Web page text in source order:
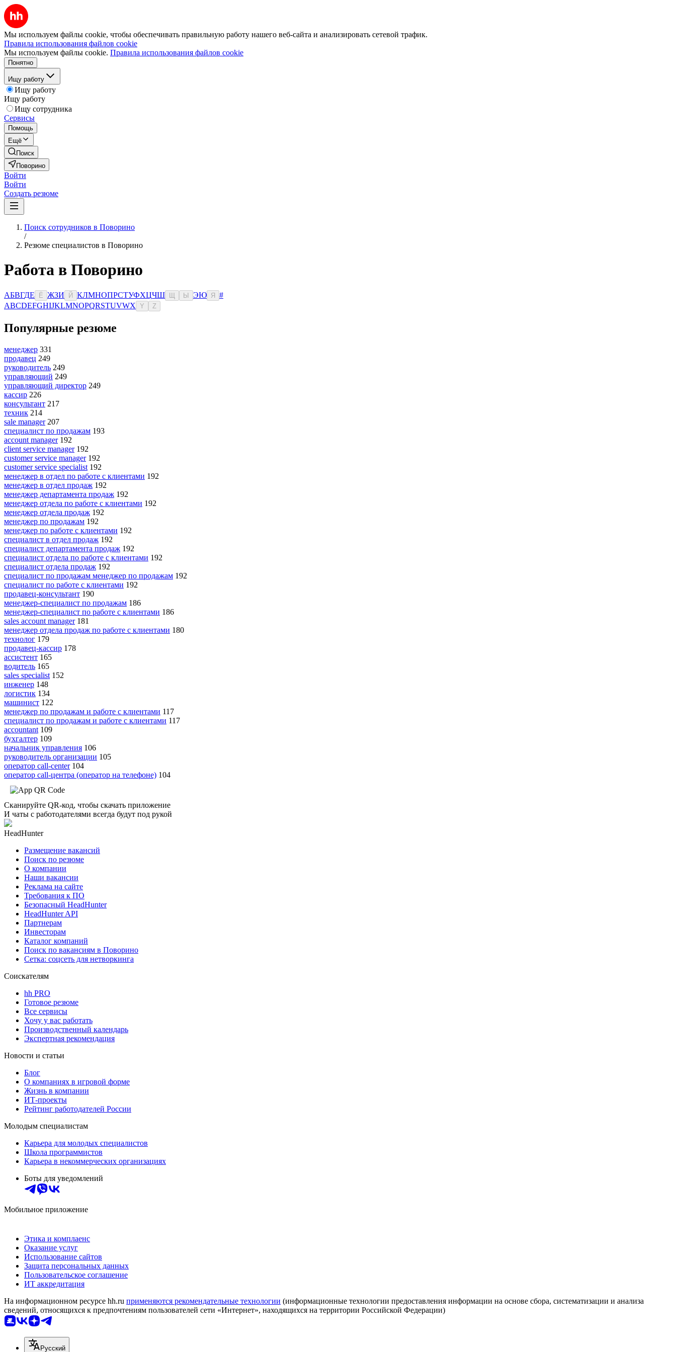
Мы используем файлы cookie, чтобы обеспечивать правильную работу нашего веб-сайта и анализировать сетевой трафик.
Правила использования файлов cookie
Мы используем файлы cookie. Правила использования файлов cookie
Понятно
Ищу работу
Ищу работу
Ищу работу
Ищу сотрудника
Сервисы
Помощь
Ещё
Поиск
Поворино
Войти
Войти
Создать резюме
Поиск сотрудников в Поворино
/
Резюме специалистов в Поворино
Работа в Поворино
АБВГДЕ Ё ЖЗИ Й КЛМНОПРСТУФХЦЧШ Ы ЭЮ Я
#
ABCDEFGHIJKLMNOPQRSTUVWX Y Z
Популярные резюме
менеджер 331
продавец 249
руководитель 249
управляющий 249
управляющий директор 249
кассир 226
консультант 217
техник 214
sale manager 207
специалист по продажам 193
account manager 192
client service manager 192
customer service manager 192
customer service specialist 192
менеджер в отдел по работе с клиентами 192
менеджер в отдел продаж 192
менеджер департамента продаж 192
менеджер отдела по работе с клиентами 192
менеджер отдела продаж 192
менеджер по продажам 192
менеджер по работе с клиентами 192
специалист в отдел продаж 192
специалист департамента продаж 192
специалист отдела по работе с клиентами 192
специалист отдела продаж 192
специалист по продажам менеджер по продажам 192
специалист по работе с клиентами 192
продавец-консультант 190
менеджер-специалист по продажам 186
менеджер-специалист по работе с клиентами 186
sales account manager 181
менеджер отдела продаж по работе с клиентами 180
технолог 179
продавец-кассир 178
ассистент 165
водитель 165
sales specialist 152
инженер 148
логистик 134
машинист 122
менеджер по продажам и работе с клиентами 117
специалист по продажам и работе с клиентами 117
accountant 109
бухгалтер 109
начальник управления 106
руководитель организации 105
оператор call-center 104
оператор call-центра (оператор на телефоне) 104
Сканируйте QR-код, чтобы скачать приложение
И чаты с работодателями всегда будут под рукой
HeadHunter
Размещение вакансий
Поиск по резюме
О компании
Наши вакансии
Реклама на сайте
Требования к ПО
Безопасный HeadHunter
HeadHunter API
Партнерам
Инвесторам
Каталог компаний
Поиск по вакансиям в Поворино
Сетка: соцсеть для нетворкинга
Соискателям
hh PRO
Готовое резюме
Все сервисы
Хочу у вас работать
Производственный календарь
Экспертная рекомендация
Новости и статьи
Блог
О компаниях в игровой форме
Жизнь в компании
ИТ-проекты
Рейтинг работодателей России
Молодым специалистам
Карьера для молодых специалистов
Школа программистов
Карьера в некоммерческих организациях
Боты для уведомлений
Мобильное приложение
Этика и комплаенс
Оказание услуг
Использование сайтов
Защита персональных данных
Пользовательское соглашение
ИТ аккредитация
На информационном ресурсе hh.ru применяются рекомендательные технологии (информационные технологии предоставления информации на основе сбора, систематизации и анализа
сведений, относящихся к предпочтениям пользователей сети «Интернет», находящихся на территории Российской Федерации)
Русский